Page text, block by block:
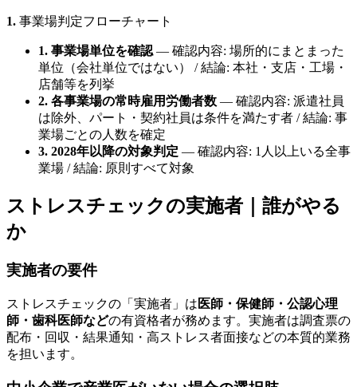
1. 事業場判定フローチャート
1. 事業場単位を確認 — 確認内容: 場所的にまとまった
単位（会社単位ではない） / 結論: 本社・支店・工場・
店舗等を列挙
2. 各事業場の常時雇用労働者数 — 確認内容: 派遣社員
は除外、パート・契約社員は条件を満たす者 / 結論: 事
業場ごとの人数を確定
3. 2028年以降の対象判定 — 確認内容: 1人以上いる全事
業場 / 結論: 原則すべて対象
ストレスチェックの実施者｜誰がやる
か
実施者の要件
ストレスチェックの「実施者」は 医師・保健師・公認心理
師・歯科医師などの有資格者が務めます。実施者は調査票の
配布・回収・結果通知・高ストレス者面接などの本質的業務
を担います。